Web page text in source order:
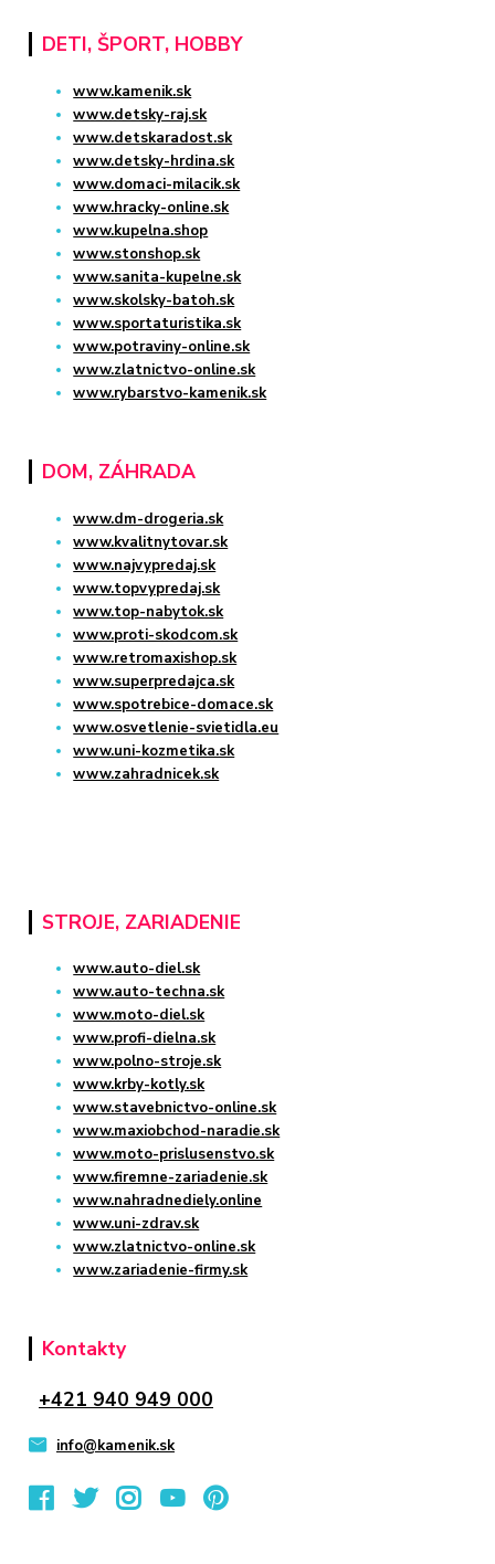
DETI, ŠPORT, HOBBY
www.kamenik.sk
www.detsky-raj.sk
www.detskaradost.sk
www.detsky-hrdina.sk
www.domaci-milacik.sk
www.hracky-online.sk
www.kupelna.shop
www.stonshop.sk
www.sanita-kupelne.sk
www.skolsky-batoh.sk
www.sportaturistika.sk
www.potraviny-online.sk
www.zlatnictvo-online.sk
www.rybarstvo-kamenik.sk
DOM, ZÁHRADA
www.dm-drogeria.sk
www.kvalitnytovar.sk
www.najvypredaj.sk
www.topvypredaj.sk
www.top-nabytok.sk
www.proti-skodcom.sk
www.retromaxishop.sk
www.superpredajca.sk
www.spotrebice-domace.sk
www.osvetlenie-svietidla.eu
www.uni-kozmetika.sk
www.zahradnicek.sk
STROJE, ZARIADENIE
www.auto-diel.sk
www.auto-techna.sk
www.moto-diel.sk
www.profi-dielna.sk
www.polno-stroje.sk
www.krby-kotly.sk
www.stavebnictvo-online.sk
www.maxiobchod-naradie.sk
www.moto-prislusenstvo.sk
www.firemne-zariadenie.sk
www.nahradnediely.online
www.uni-zdrav.sk
www.zlatnictvo-online.sk
www.zariadenie-firmy.sk
Kontakty
+421 940 949 000
info@kamenik.sk